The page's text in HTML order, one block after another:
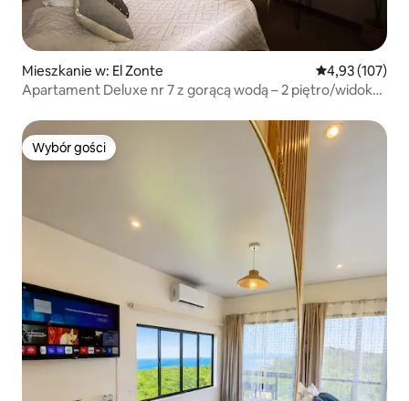
Mieszkanie w: El Zonte Średnia
4,93 (107)
Apartament Deluxe nr 7 z gorącą wodą – 2 piętro/widok
Wybór gości
Wybór gości